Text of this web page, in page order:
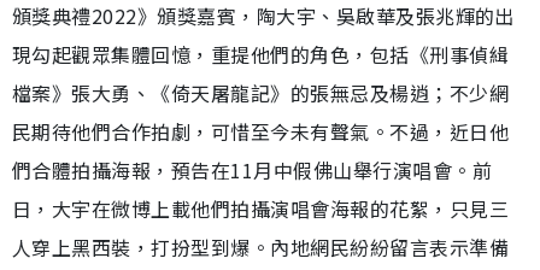
頒獎典禮2022》頒獎嘉賓，陶大宇、吳啟華及張兆輝的出
現勾起觀眾集體回憶，重提他們的角色，包括《刑事偵緝
檔案》張大勇、《倚天屠龍記》的張無忌及楊逍；不少網
民期待他們合作拍劇，可惜至今未有聲氣。不過，近日他
們合體拍攝海報，預告在11月中假佛山舉行演唱會。前
日，大宇在微博上載他們拍攝演唱會海報的花絮，只見三
人穿上黑西裝，打扮型到爆。內地網民紛紛留言表示準備